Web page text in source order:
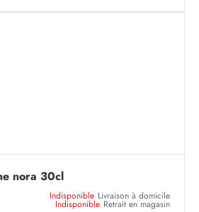
nora 30cl
Indisponible Livraison à domicile
Indisponible Retrait en magasin